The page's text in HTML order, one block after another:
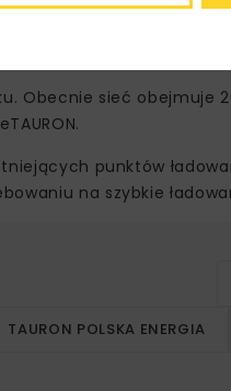
Obecnie sieć obejmuje
punktów
na szybkie
TAURON POLSKA ENERGIA